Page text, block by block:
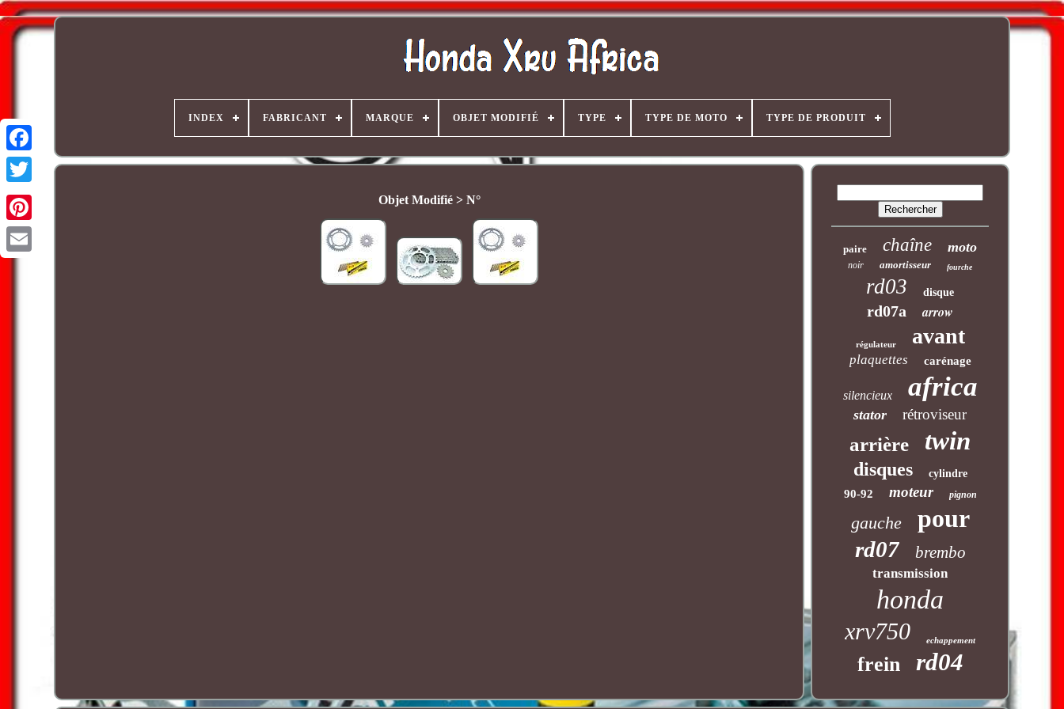
INDEX FABRICANT MARQUE OBJET MODIFIÉ TYPE TYPE DE MOTO TYPE DE PRODUIT
Objet Modifié > N°
paire chaîne moto
noir amortisseur fourche
rd03 disque
rd07a arrow
régulateur avant
plaquettes carénage
silencieux africa
stator rétroviseur
arrière twin
disques cylindre
90-92 moteur pignon
gauche pour
rd07 brembo
transmission
honda
xrv750 echappement
frein rd04